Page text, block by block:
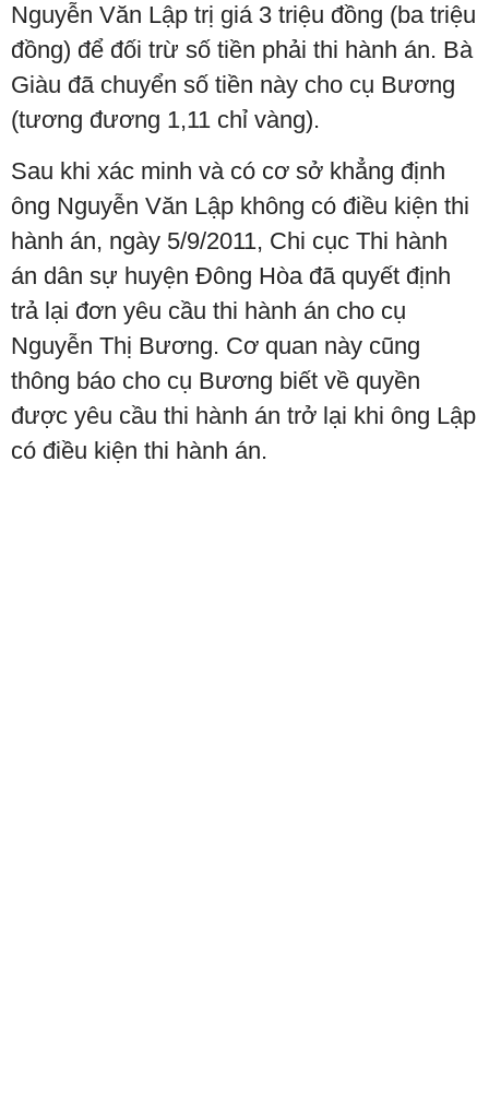
Nguyễn Văn Lập trị giá 3 triệu đồng (ba triệu
đồng) để đối trừ số tiền phải thi hành án. Bà
Giàu đã chuyển số tiền này cho cụ Bương
(tương đương 1,11 chỉ vàng).
Sau khi xác minh và có cơ sở khẳng định
ông Nguyễn Văn Lập không có điều kiện thi
hành án, ngày 5/9/2011, Chi cục Thi hành
án dân sự huyện Đông Hòa đã quyết định
trả lại đơn yêu cầu thi hành án cho cụ
Nguyễn Thị Bương. Cơ quan này cũng
thông báo cho cụ Bương biết về quyền
được yêu cầu thi hành án trở lại khi ông Lập
có điều kiện thi hành án.